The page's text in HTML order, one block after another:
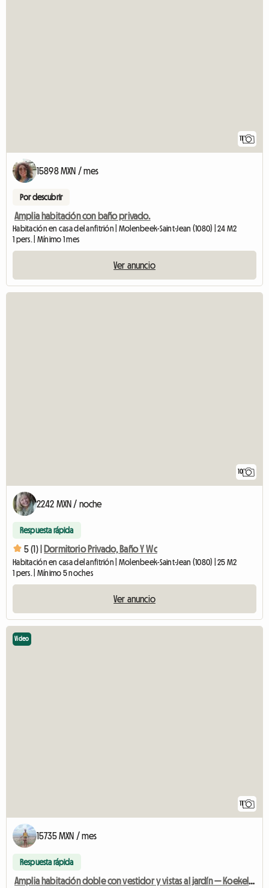
11
15898 MXN / mes
Por descubrir
Amplia habitación con baño privado.
Habitación en casa del anfitrión | Molenbeek-Saint-Jean (1080) | 24 M2
1 pers. | Mínimo 1 mes
Ver anuncio
10
2242 MXN / noche
Respuesta rápida
5 (1) | Dormitorio Privado, Baño Y Wc
Habitación en casa del anfitrión | Molenbeek-Saint-Jean (1080) | 25 M2
1 pers. | Mínimo 5 noches
Ver anuncio
11
Video
15735 MXN / mes
Respuesta rápida
Amplia habitación doble con vestidor y vistas al jardín — Koekelber